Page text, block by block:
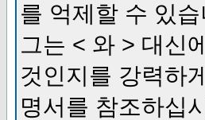
를 억제할 수 있
그는 < 와 > 대신
것인지를 강력하
명서를 참조하십